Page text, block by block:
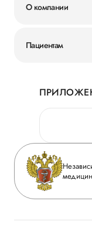
О компании
Новости
Руководство
Сотрудничество
Инвесторам
Журнал «Мать и
Вакансии
Медицинский
Пациентам
Личный кабинет
Персональные
Горячая линия
Вопрос-ответ
Приложение
Статьи